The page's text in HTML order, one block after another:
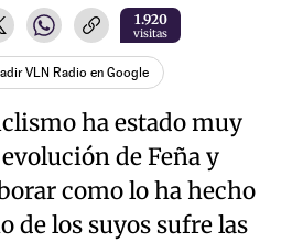
1.920
visitas
VLN Radio en Google
ha estado muy
de Feña y
como lo ha hecho
de los suyos sufre las